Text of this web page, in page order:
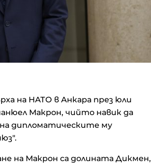
на НАТО в Анкара през юли
Макрон, чийто навик да
дипломатическите му
на Макрон са долината Дикмен,